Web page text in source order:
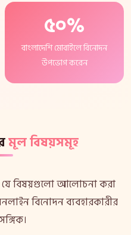
৫০%
বাংলাদেশি মোবাইলে বিনোদন
উপভোগ করেন
মূল বিষয়সমূহ
যে বিষয়গুলো আলোচনা করা
বিনোদন ব্যবহারকারীর